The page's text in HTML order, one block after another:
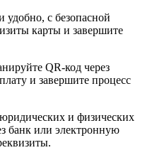
удобно, с безопасной
карты и завершите
QR-код через
и завершите процесс
и физических
банк или электронную